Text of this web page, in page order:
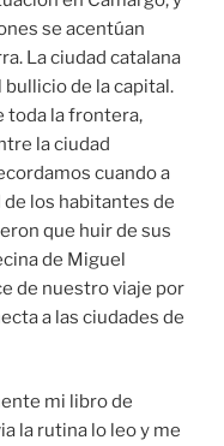
se acentúan
La ciudad catalana
de la capital.
toda la frontera,
la ciudad
cuando a
los habitantes de
que huir de sus
de Miguel
de nuestro viaje por
a las ciudades de
mi libro de
la rutina lo leo y me